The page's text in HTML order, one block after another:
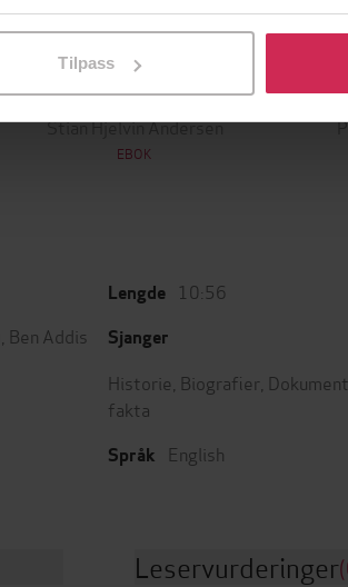
Du kan når som helst trekke
Tilpass149,-
En lykkelig familie
Stian Hjelvin Andersen
EBOK
Ben Addis
Lengde 10:56
Sjanger
Historie Biografier
fakta
Språk English
Leservurderinger